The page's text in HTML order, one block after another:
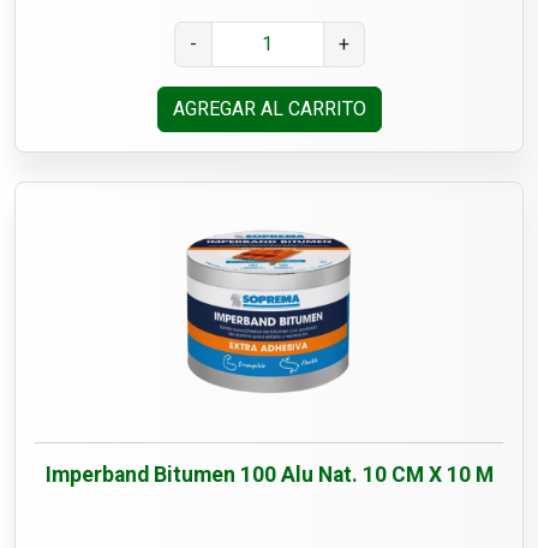
- +
AGREGAR AL CARRITO
Imperband Bitumen 100 Alu Nat. 10 CM X 10 M